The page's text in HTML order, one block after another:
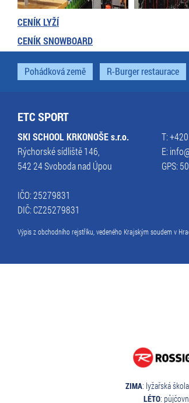
CENÍK LYŽÍ
CENÍK SNOWBOARD
Pohádková země R-Burger restaurace
ETC SPORT
SKI SCHOOL KRKONOŠE s.r.o.
Rýchorské sídliště 146,
542 24 Svoboda nad Úpou
IČO: 25279831
DIČ: CZ25279831
T:
E:
GPS:
Výpis z obchodního rejstříku, vedeného Krajským soudem v
ZIMA: lyžařská
LÉTO: